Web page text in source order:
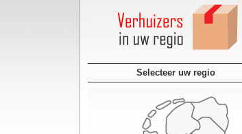
Selecteer uw regio